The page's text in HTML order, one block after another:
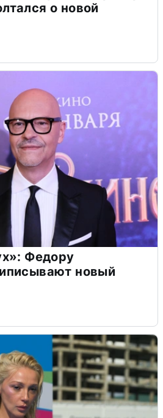
о новой
Федору
новый